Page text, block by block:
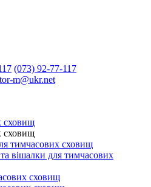
(073) 92-77-117
m@ukr.net
сховищ
сховищ
тимчасових сховищ
вішалки для тимчасових
сховищ